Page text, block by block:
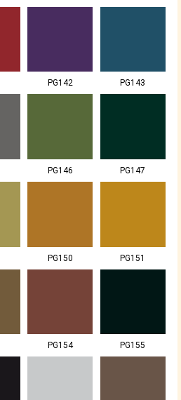
PG142 PG143
PG146 PG147
PG150 PG151
PG154 PG155